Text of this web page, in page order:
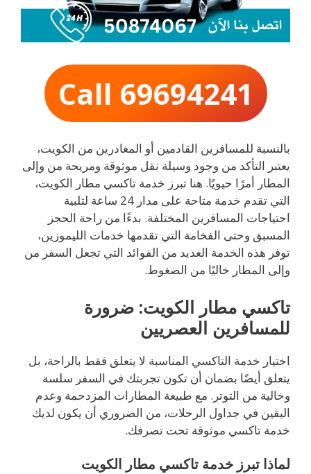
Call 69694241
بالنسبة للمسافرين القادمين أو المغادرين من الكويت،
يعتبر التأكد من وجود وسيلة نقل موثوقة ومريحة من وإلى
المطار أمرًا حيويًا. هنا تبرز خدمة تاكسي مطار الكويت،
التي تقدم خدمة متاحة على مدار 24 ساعة لتلبية
احتياجات المسافرين المختلفة. بدءًا من راحة الحجز
المسبق وحتى الفخامة التي تقدمها خدمات الليموزين،
توفر هذه الخدمة العديد من الفوائد التي تجعل السفر من
وإلى المطار خاليًا من الضغوط.
تاكسي مطار الكويت: ضرورة
للمسافرين العصريين
اختيار خدمة التاكسي المناسبة لا يتعلق فقط بالراحة، بل
يتعلق أيضًا بضمان أن تكون تجربتك في السفر سلسة
وخالية من التوتر. مع طبيعة المطارات المزدحمة وعدم
اليقين في جداول الرحلات، من الضروري أن يكون لديك
خدمة تاكسي موثوقة تحت تصرفك.
لماذا تبرز خدمة تاكسي مطار الكويت